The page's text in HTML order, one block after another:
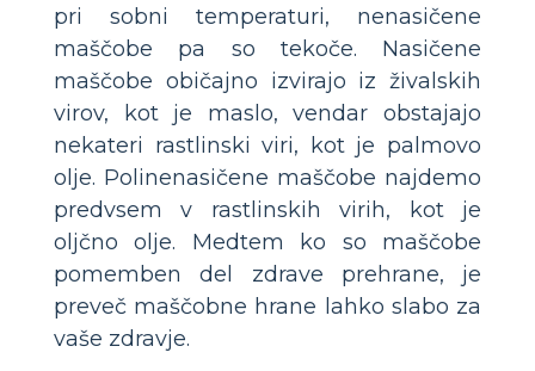
pri sobni temperaturi, nenasičene
maščobe pa so tekoče. Nasičene
maščobe običajno izvirajo iz živalskih
virov, kot je maslo, vendar obstajajo
nekateri rastlinski viri, kot je palmovo
olje. Polinenasičene maščobe najdemo
predvsem v rastlinskih virih, kot je
oljčno olje. Medtem ko so maščobe
pomemben del zdrave prehrane, je
preveč maščobne hrane lahko slabo za
vaše zdravje.